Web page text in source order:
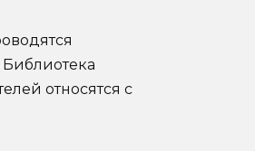
относятся с